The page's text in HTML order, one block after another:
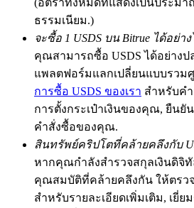
Exclusive for BitMart Users
Register & Trade to Win 500,000
Precious Metals Trading Carnival
Trade Gold & Silver · 33,333
ธรรมเนียม.)
จะซื้อ 1 USDS บน Bitrue ได้อย่าง
คุณสามารถซื้อ USDS ได้อย่าง
แพลตฟอร์มแลกเปลี่ยนแบบรวม
การซื้อ USDS ของเรา สำหรับค
การตั้งกระเป๋าเงินของคุณ, ยืน
คำสั่งซื้อของคุณ.
สินทรัพย์คริปโตที่คล้ายคลึงกับ
หากคุณกำลังสำรวจสกุลเงินดิจิ
คุณสมบัติที่คล้ายคลึงกัน ให้ตรว
สำหรับรายละเอียดเพิ่มเติม, เยี่ย